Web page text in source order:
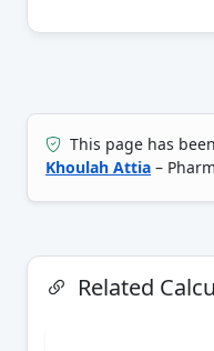
This page has
Khoulah Attia –
Related